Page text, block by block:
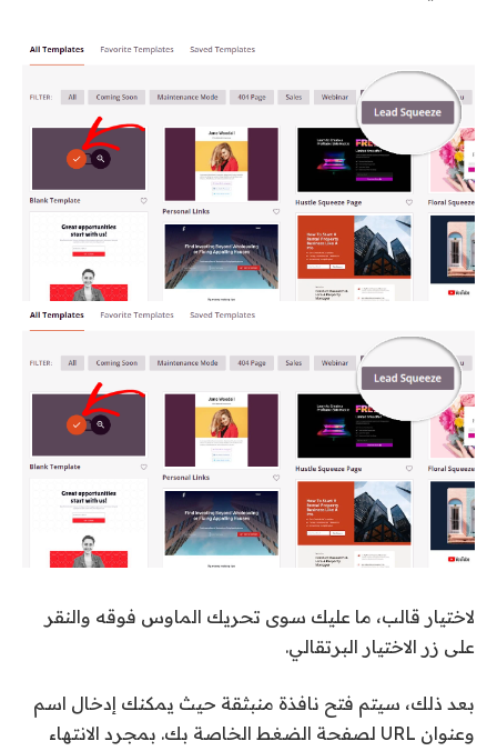
لاختيار قالب، ما عليك سوى تحريك الماوس فوقه والنقر
على زر الاختيار البرتقالي.
بعد ذلك، سيتم فتح نافذة منبثقة حيث يمكنك إدخال اسم
وعنوان URL لصفحة الضغط الخاصة بك. بمجرد الانتهاء